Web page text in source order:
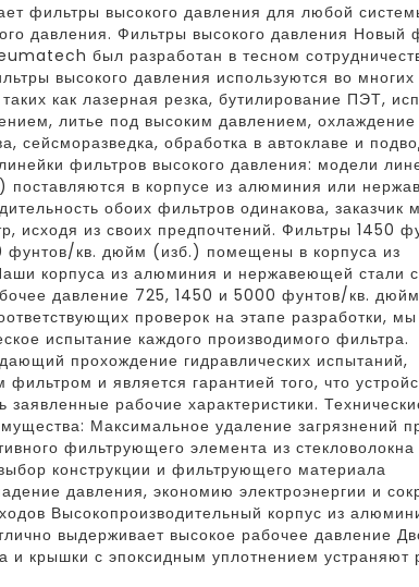
фильтры высокого давления для любой
давления. Фильтры высокого давления Новый
был разработан в тесном
высокого давления используются во многих
как лазерная резка, бутилирование ПЭТ,
литье под высоким давлением, охлаждение
сейсморазведка, обработка в автоклаве и
фильтров высокого давления: модели
в корпусе из алюминия или
обоих фильтров одинакова, заказчик
исходя из своих предпочтений. Фильтры 1450
кв. дюйм (изб.) помещены в корпуса из
корпуса из алюминия и нержавеющей стали
давление 725, 1450 и 5000 фунтов/кв.
проверок на этапе разработки, мы
испытание каждого производимого фильтра.
прохождение гидравлических испытаний,
фильтром и является гарантией того, что
заявленные рабочие характеристики.
Максимальное удаление загрязнений
фильтрующего элемента из стекловолокна
конструкции и фильтрующего материала
давления, экономию электроэнергии и
Высокопроизводительный корпус из
выдерживает высокое рабочее давление
и крышки с эпоксидным уплотнением устраняют